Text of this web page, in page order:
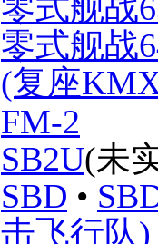
零式舰战
零式舰战
(复座
FM-2
SB2U(未
SBD •
击飞行队)